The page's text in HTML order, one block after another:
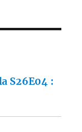
S26E04 :